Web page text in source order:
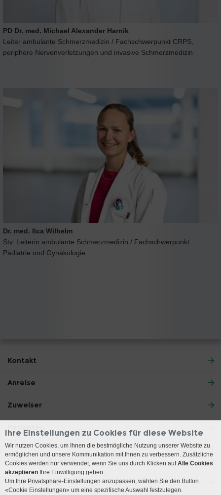
PD Dr. med. Michael Alexander Harnik
Leiter ambulante Schmerzmedizin / Fachschwerpunkt CRPS,
periphere Nervenverletzungen und invasive Schmerzmedizin
Dr. med. Ilca Wilhelm
Stv. Leiterin ambulante Schmerzmedizin / Fachschwerpunkt
Pädiatrie und Gynäkologie
Kontakt
Anreise
Zuweiser
Forschung & Lehre
Über die Klinik
Ihre Einstellungen zu Cookies für diese Website
Wir nutzen Cookies, um Ihnen die bestmögliche Nutzung unserer Website zu
ermöglichen und unsere Kommunikation mit Ihnen zu verbessern. Zusätzliche
Cookies werden nur verwendet, wenn Sie uns durch Klicken aufAlle Cookies
akzeptieren Ihre Einwilligung geben.
Um Ihre Privatsphäre-Einstellungen anzupassen, wählen Sie den Button
«Cookie Einstellungen» um eine spezifische Auswahl festzulegen.